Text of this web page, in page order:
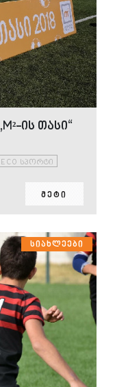
ᲘᲡ ᲗᲐᲡᲘ“
ᲡᲞᲝᲠᲢᲘ
ᲛᲔᲢᲘ
ᲡᲘᲐᲮᲚᲔᲔᲑᲘ